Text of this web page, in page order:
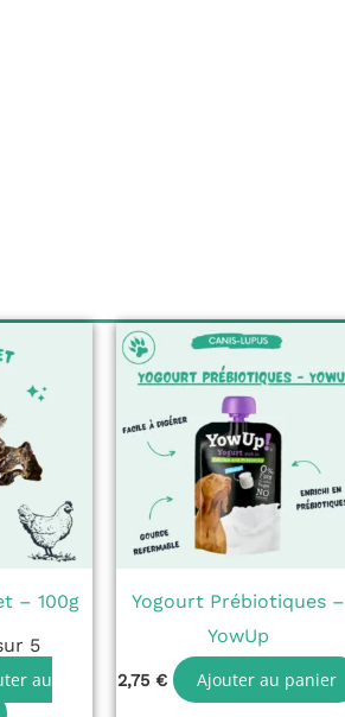
– 100g
5
au
Yogourt Prébiotiques –
YowUp
2,75 € Ajouter au panier